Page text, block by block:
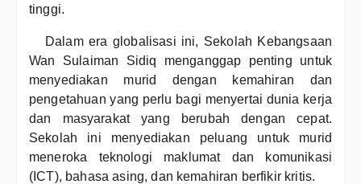
tinggi.
Dalam era globalisasi ini, Sekolah Kebangsaan
Wan Sulaiman Sidiq menganggap penting untuk
menyediakan murid dengan kemahiran dan
pengetahuan yang perlu bagi menyertai dunia kerja
dan masyarakat yang berubah dengan cepat.
Sekolah ini menyediakan peluang untuk murid
meneroka teknologi maklumat dan komunikasi
(ICT), bahasa asing, dan kemahiran berfikir kritis.